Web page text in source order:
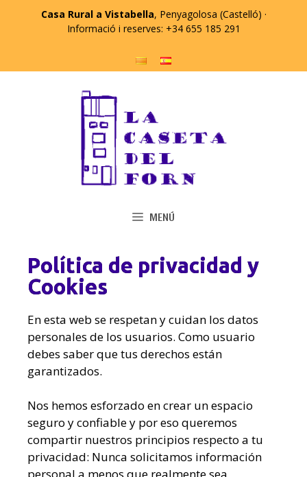
Casa Rural a Vistabella, Penyagolosa (Castelló) ·
Informació i reserves: +34 655 185 291
MENÚ
Política de privacidad y
Cookies
En esta web se respetan y cuidan los datos
personales de los usuarios. Como usuario
debes saber que tus derechos están
garantizados.
Nos hemos esforzado en crear un espacio
seguro y confiable y por eso queremos
compartir nuestros principios respecto a tu
privacidad: Nunca solicitamos información